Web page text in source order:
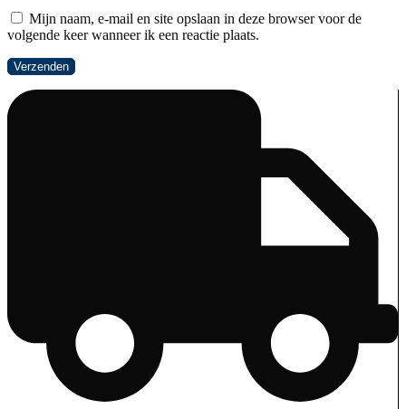
Mijn naam, e-mail en site opslaan in deze browser voor de
volgende keer wanneer ik een reactie plaats.